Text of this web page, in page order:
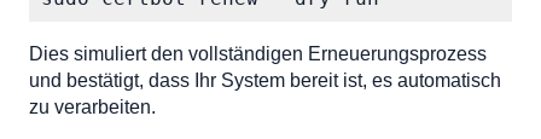
Dies simuliert den vollständigen Erneuerungsprozess
und bestätigt, dass Ihr System bereit ist, es automatisch
zu verarbeiten.